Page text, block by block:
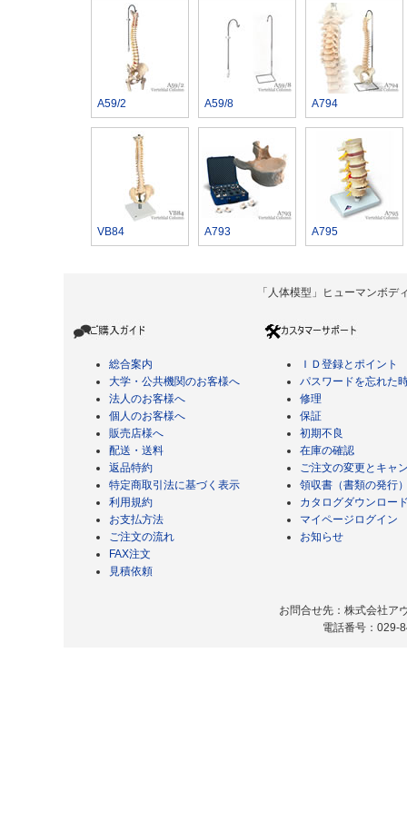
A59/2 A59/8 A794
VB84 A793 A795
「人体模型」ヒューマンボ
総合案内
大学・公共機関のお客様へ
法人のお客様へ
個人のお客様へ
販売店様へ
配送・送料
返品特約
特定商取引法に基づく表示
利用規約
お支払方法
ご注文の流れ
FAX注文
見積依頼
ＩＤ登録とポイント
パスワードを忘れた
修理
保証
初期不良
在庫の確認
ご注文の変更とキャ
領収書（書類の発行
カタログダウンロー
マイページログイン
お知らせ
お問合せ先：株式会社ア
電話番号：